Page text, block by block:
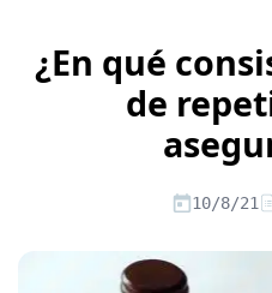
Artículos sobre Vida Sana
Artículos sobre Otros Seguros
Artículos sobre Seguros de
Artículos sobre Seguros de
Artículos sobre Seguros de
Artículos sobre Educación
Artículos sobre Seguros de
Artículos sobre la Jubilación
¿En qué
de
10/8/21